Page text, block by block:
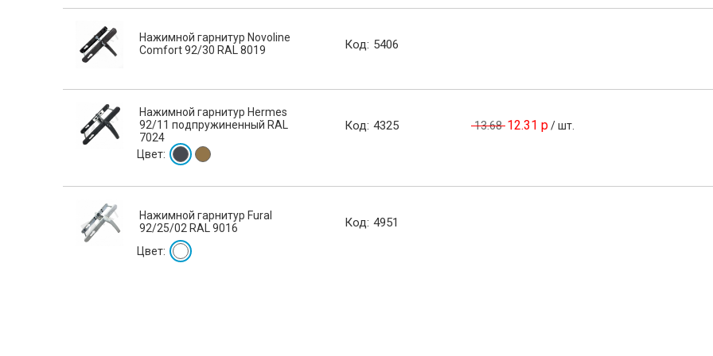
Нажимной гарнитур Novoline
Comfort 92/30 RAL 8019
Код: 5406
13.68 12.31 р /шт.
Нажимной гарнитур Hermes
92/11 подпружиненный RAL
7024
Цвет:
Код: 4325
Нажимной гарнитур Fural
92/25/02 RAL 9016
Цвет:
Код: 4951